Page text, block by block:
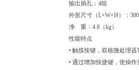
输出插孔：4组
外形尺寸（L×W×H）：
净 重：4.8（kg）
性能特点
• 触摸按键，双核微处理
• 通过增加快捷键，使操